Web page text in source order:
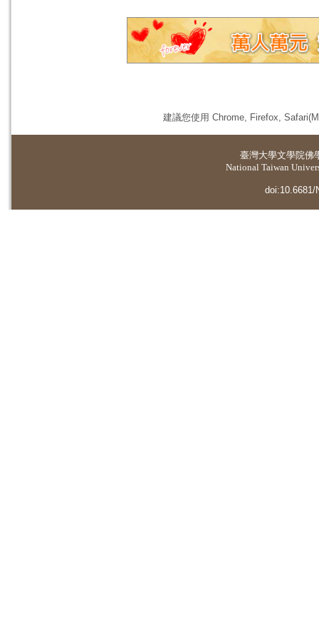
建議您使用 Chrome, Firefox,
臺灣大學文學院佛
National Taiwan
doi:10.6681/